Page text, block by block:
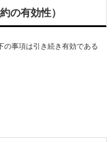
の有効性）
の事項は引き続き有効である